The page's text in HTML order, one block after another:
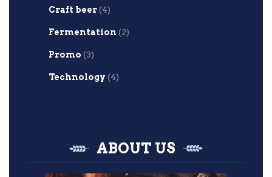
Craft beer(4)
Fermentation (2)
Promo (3)
Technology (4)
ABOUT US